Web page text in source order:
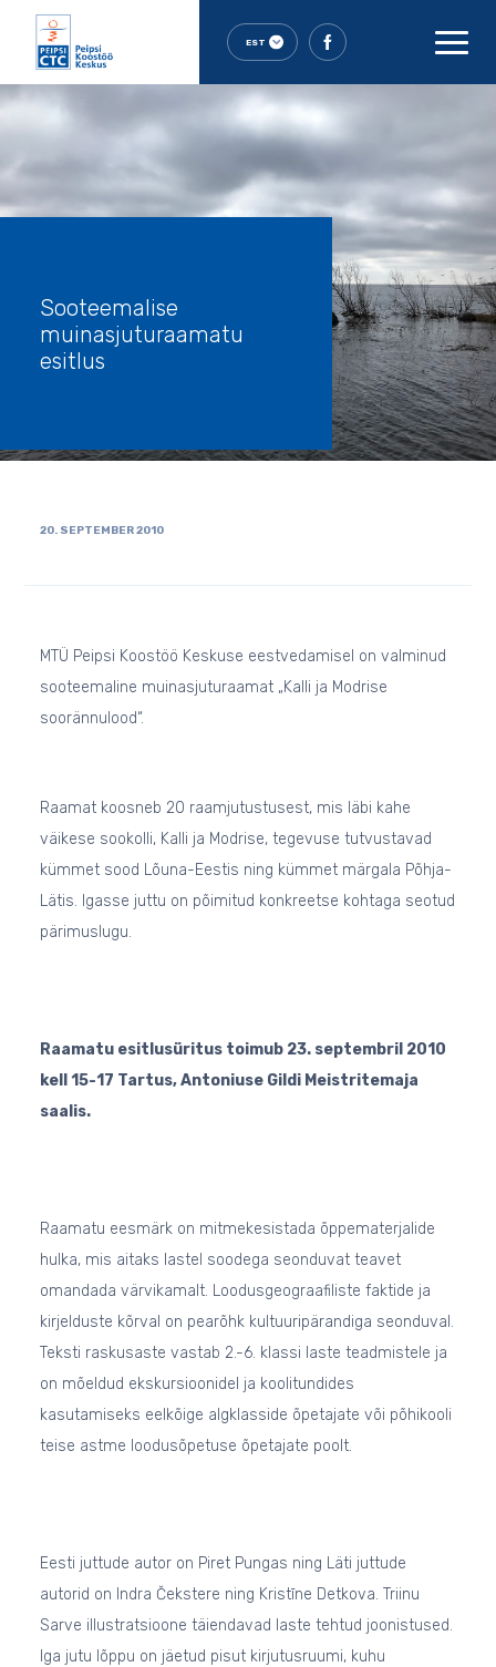
EST
Sooteemalise
muinasjuturaamatu
esitlus
20. SEPTEMBER 2010
MTÜ Peipsi Koostöö Keskuse eestvedamisel on valminud
sooteemaline muinasjuturaamat „Kalli ja Modrise
soorännulood“.
Raamat koosneb 20 raamjutustusest, mis läbi kahe
väikese sookolli, Kalli ja Modrise, tegevuse tutvustavad
kümmet sood Lõuna-Eestis ning kümmet märgala Põhja-
Lätis. Igasse juttu on põimitud konkreetse kohtaga seotud
pärimuslugu.
Raamatu esitlusüritus toimub 23. septembril 2010
kell 15-17 Tartus, Antoniuse Gildi Meistritemaja
saalis.
Raamatu eesmärk on mitmekesistada õppematerjalide
hulka, mis aitaks lastel soodega seonduvat teavet
omandada värvikamalt. Loodusgeograafiliste faktide ja
kirjelduste kõrval on pearõhk kultuuripärandiga seonduval.
Teksti raskusaste vastab 2.-6. klassi laste teadmistele ja
on mõeldud ekskursioonidel ja koolitundides
kasutamiseks eelkõige algklasside õpetajate või põhikooli
teise astme loodusõpetuse õpetajate poolt.
Eesti juttude autor on Piret Pungas ning Läti juttude
autorid on Indra Čekstere ning Kristīne Detkova. Triinu
Sarve illustratsioone täiendavad laste tehtud joonistused.
Iga jutu lõppu on jäetud pisut kirjutusruumi, kuhu